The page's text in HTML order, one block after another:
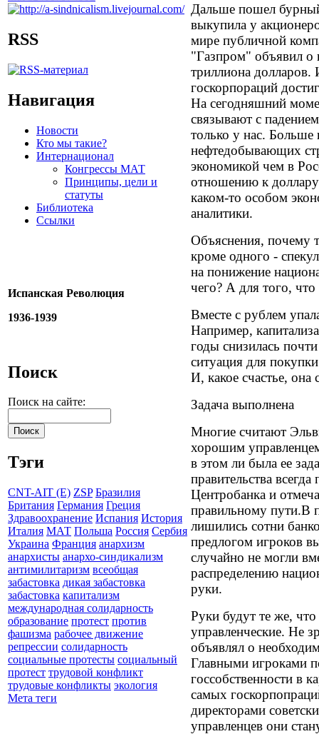
RSS
Навигация
Новости
Кто мы такие?
Интернационал
Конгрессы МАТ
Принципы, цели и
статуты
Библиотека
Ссылки
Испанская Революция
1936-1939
Поиск
Поиск на сайте:
Тэги
CNT-AIT (E) ZSP Бразилия
Британия Германия Греция
Здравоохранение Испания История
Италия МАТ Польша Россия Сербия
Украина Франция анархизм
анархисты анархо-синдикализм
антимилитаризм всеобщая
забастовка дикая забастовка
забастовка капитализм
международная солидарность
образование протест против
фашизма рабочее движение
репрессии солидарность
социальные протесты социальный
протест трудовой конфликт
трудовые конфликты экология
Мета теги
Дальше пошел
выкупила у
мире публичной
"Газпром" объявил о
триллиона долларов.
госкорпораций
На сегодняшний
связывают с
только у нас.
нефтедобывающих
экономикой чем в
отношению к
каком-то особом
аналитики.
Объяснения, почему
кроме одного -
на понижение
чего? А для того,
Вместе с рублем
Например,
годы снизилась
ситуация для
И, какое счастье,
Задача выполнена
Многие считают
хорошим
в этом ли была ее
правительства
Центробанка и
правильному пути.В
лишились сотни
предлогом игроков
случайно не могли
распределению
руки.
Руки будут те же,
управленческие. Не
объявлял о
Главными игроками
госсобственности в
самых
директорами
управленцев они